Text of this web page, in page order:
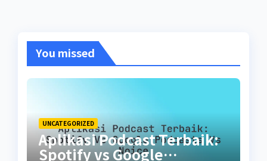
You missed
UNCATEGORIZED
Aplikasi Podcast Terbaik:
Spotify vs Google